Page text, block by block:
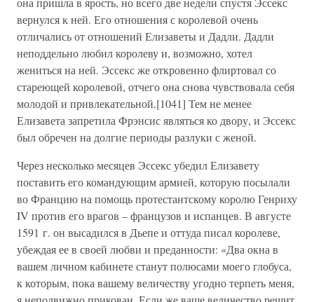
вернулся к ней. Его отношения с королевой очень
отличались от отношений Елизаветы и Дадли. Дадли
неподдельно любил королеву и, возможно, хотел
жениться на ней. Эссекс же откровенно флиртовал со
стареющей королевой, отчего она снова чувствовала себя
молодой и привлекательной.[1041] Тем не менее
Елизавета запретила Фрэнсис являться ко двору, и Эссекс
был обречен на долгие периоды разлуки с женой.
Через несколько месяцев Эссекс убедил Елизавету
поставить его командующим армией, которую посылали
во Францию на помощь протестантскому королю Генриху
IV против его врагов – французов и испанцев. В августе
1591 г. он высадился в Дьепе и оттуда писал королеве,
убеждая ее в своей любви и преданности: «Два окна в
вашем личном кабинете станут полюсами моего глобуса,
к которым, пока вашему величеству угодно терпеть меня,